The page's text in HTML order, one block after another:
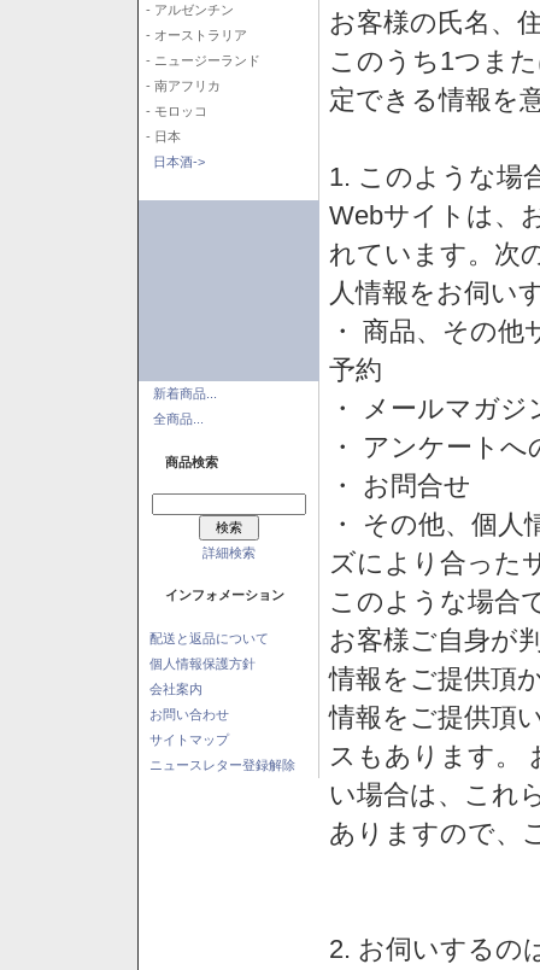
- アルゼンチン
- オーストラリア
- ニュージーランド
- 南アフリカ
- モロッコ
- 日本
日本酒->
新着商品...
全商品...
商品検索
詳細検索
インフォメーション
配送と返品について
個人情報保護方針
会社案内
お問い合わせ
サイトマップ
ニュースレター登録解除
お客様の氏名、
このうち1つま
定できる情報を
1. このような場
Webサイトは、
れています。次
人情報をお伺い
・ 商品、その
予約
・ メールマガ
・ アンケートへ
・ お問合せ
・ その他、個
ズにより合った
このような場合
お客様ご自身が
情報をご提供頂
情報をご提供頂
スもあります。
い場合は、これ
ありますので、
2. お伺いするの